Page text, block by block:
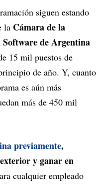
siguen estando
la Cámara de la
de Argentina
15 mil puestos de
de año. Y, cuanto
es aún más
más de 450 mil
previamente,
y ganar en
cualquier empleado